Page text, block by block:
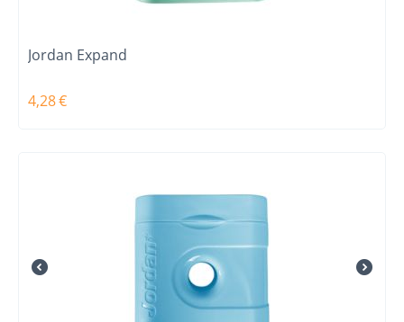
Jordan Expand
4,28€